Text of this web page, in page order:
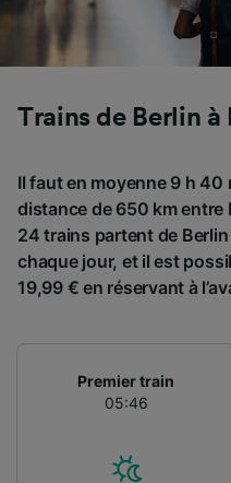
Trains de Berlin à
Il faut en moyenne 9 h
distance de 650 km entre
24 trains partent de
chaque jour, et il est
19,99 € en réservant à
Premier train
05:46